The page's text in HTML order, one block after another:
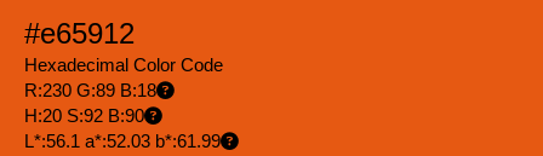
#e65912
Hexadecimal Color Code
R:230 G:89 B:18
H:20 S:92 B:90
L*:56.1 a*:52.03 b*:61.99